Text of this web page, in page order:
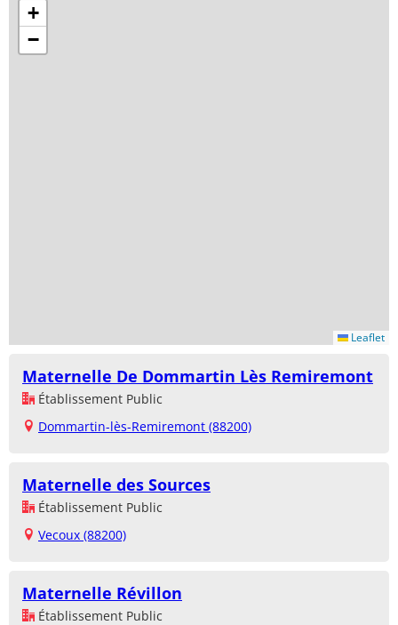
+
−
Leaflet
Maternelle De Dommartin Lès Remiremont
Établissement Public
Dommartin-lès-Remiremont (88200)
Maternelle des Sources
Établissement Public
Vecoux (88200)
Maternelle Révillon
Établissement Public